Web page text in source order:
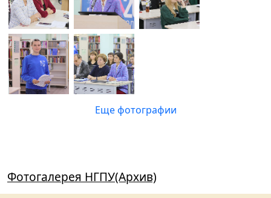
Еще фотографии
Фотогалерея НГПУ(Архив)